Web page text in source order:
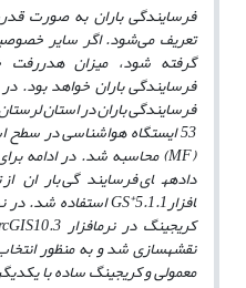
فرسایندگی باران به صورت
تعریف می‌شود. اگر سایر
گرفته شود، میزان هدررفت
فرسایندگی باران خواهد
فرسایندگی باران در استان
53 ایستگاه­ هواشناسی در سطح استان با شاخص اصلاح شده فورنیه
(MF) محاسبه شد. در ادامه
داده­های فرسایندگی باران
افزار GS+5.1.1 استفاده شد. در
کریجینگ در نرم­افزار
نقشه­سازی شد و به منظور
معمولی و کریجینگ ساده با